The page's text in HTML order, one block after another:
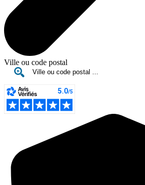
Ville ou code postal